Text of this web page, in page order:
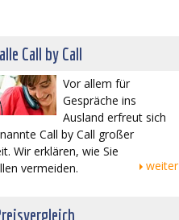
Call by Call
Vor allem für
Gespräche ins
Ausland erfreut sich
Call by Call großer
Wir erklären, wie Sie
vermeiden.
weiter